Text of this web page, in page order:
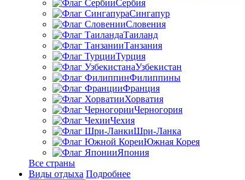
Сербия
Сингапур
Словения
Таиланд
Танзания
Турция
Узбекистан
Филиппины
Франция
Хорватия
Черногория
Чехия
Шри-Ланка
Южная Корея
Япония
Все страны
Виды отдыха Подробнее